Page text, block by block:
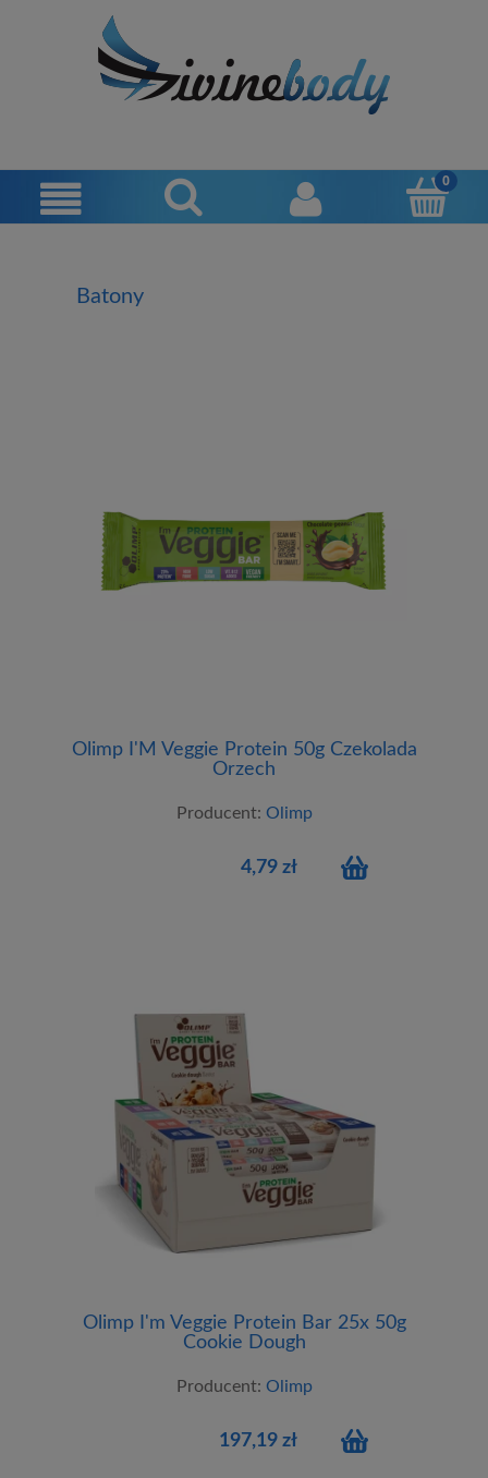
Batony
Olimp I'M Veggie Protein 50g Czekolada
Orzech
Producent: Olimp
4,79 zł
Olimp I'm Veggie Protein Bar 25x 50g
Cookie Dough
Producent: Olimp
197,19 zł